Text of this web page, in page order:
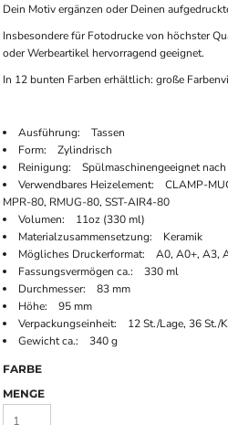
Dein Motiv ergänzen oder Deinen
Insbesondere für Fotodrucke von höchster
oder Werbeartikel hervorragend geeignet.
In 12 bunten Farben erhältlich: große
Ausführung: Tassen
Form: Zylindrisch
Reinigung: Spülmaschinengeeignet
Verwendbares Heizelement: CLAMP-
MPR-80, RMUG-80, SST-AIR4-80
Volumen: 11oz (330 ml)
Materialzusammensetzung: Keramik
Mögliches Druckerformat: A0, A0+, A3,
Fassungsvermögen ca.: 330 ml
Durchmesser: 83 mm
Höhe: 95 mm
Verpackungseinheit: 12 St./Lage, 36 St./
Gewicht ca.: 340 g
FARBE
MENGE